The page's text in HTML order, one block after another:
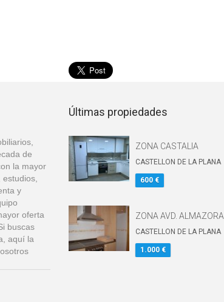
de
la mayor
y
oferta
buscas
aquí la
Últimas propiedades
ZONA CASTALIA
CASTELLON DE LA PLANA
600 €
ZONA AVD. ALMAZORA
CASTELLON DE LA PLANA
1.000 €